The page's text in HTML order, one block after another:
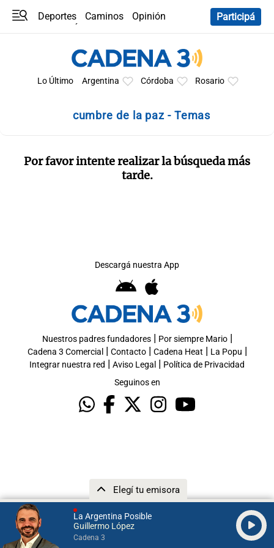
La Argentina Posible
Guillermo López
Cadena 3
Elegí tu emisora
Deportes Caminos
Opinión
Participá
Lo Último Argentina Córdoba Rosario
cumbre de la paz - Temas
Por favor intente realizar la búsqueda más
tarde.
Descargá nuestra App
Nuestros padres fundadores| Por siempre Mario|
Cadena 3 Comercial | Contacto| Cadena Heat | La Popu |
Integrar nuestra red | Aviso Legal | Política de Privacidad
Seguinos en